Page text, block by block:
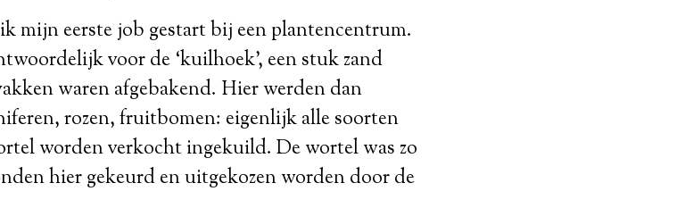
mijn eerste job gestart bij een plantencentrum.
voor de ‘kuilhoek’, een stuk zand
waren afgebakend. Hier werden dan
rozen, fruitbomen: eigenlijk alle soorten
worden verkocht ingekuild. De wortel was zo
hier gekeurd en uitgekozen worden door de